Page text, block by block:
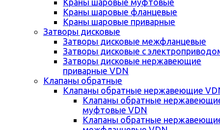
Краны шаровые муфтовые
Краны шаровые фланцевые
Краны шаровые приварные
Затворы дисковые
Затворы дисковые межфланцевые
Затворы дисковые с
Затворы дисковые нержавеющие
приварные VDN
Клапаны обратные
Клапаны обратные нержавеющие
Клапаны обратные
муфтовые VDN
Клапаны обратные